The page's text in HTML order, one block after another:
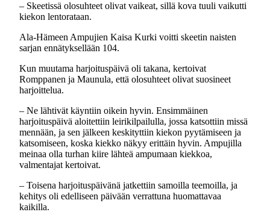
– Skeetissä olosuhteet olivat vaikeat, sillä kova tuuli vaikutti
kiekon lentorataan.
Ala-Hämeen Ampujien Kaisa Kurki voitti skeetin naisten
sarjan ennätyksellään 104.
Kun muutama harjoituspäivä oli takana, kertoivat
Romppanen ja Maunula, että olosuhteet olivat suosineet
harjoittelua.
– Ne lähtivät käyntiin oikein hyvin. Ensimmäinen
harjoituspäivä aloitettiin leirikilpailulla, jossa katsottiin missä
mennään, ja sen jälkeen keskityttiin kiekon pyytämiseen ja
katsomiseen, koska kiekko näkyy erittäin hyvin. Ampujilla
meinaa olla turhan kiire lähteä ampumaan kiekkoa,
valmentajat kertoivat.
– Toisena harjoituspäivänä jatkettiin samoilla teemoilla, ja
kehitys oli edelliseen päivään verrattuna huomattavaa
kaikilla.